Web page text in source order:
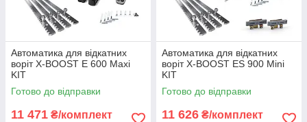
Автоматика для відкатних
воріт X-BOOST E 600 Maxi
KIT
Готово до відправки
11 471 ₴/комплект
Автоматика для відкатних
воріт X-BOOST ES 900 Mini
KIT
Готово до відправки
11 626 ₴/комплект